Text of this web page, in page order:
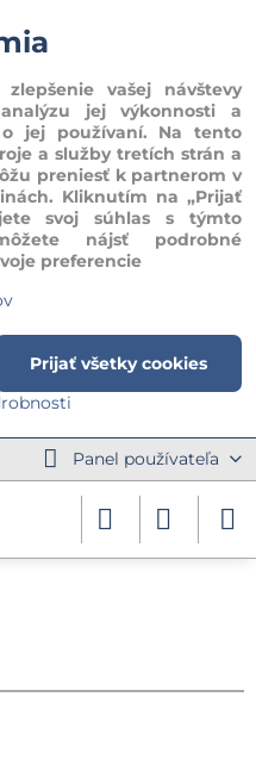
Panel používateľa
zlepšenie vašej návštevy
jej výkonnosti a
o jej používaní. Na tento
a služby tretích strán a
preniesť k partnerom v
Kliknutím na „Prijať
svoj súhlas s týmto
nájsť podrobné
preferencie
Prijať všetky cookies